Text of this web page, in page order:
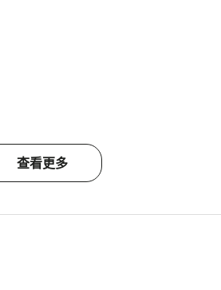
查看更多